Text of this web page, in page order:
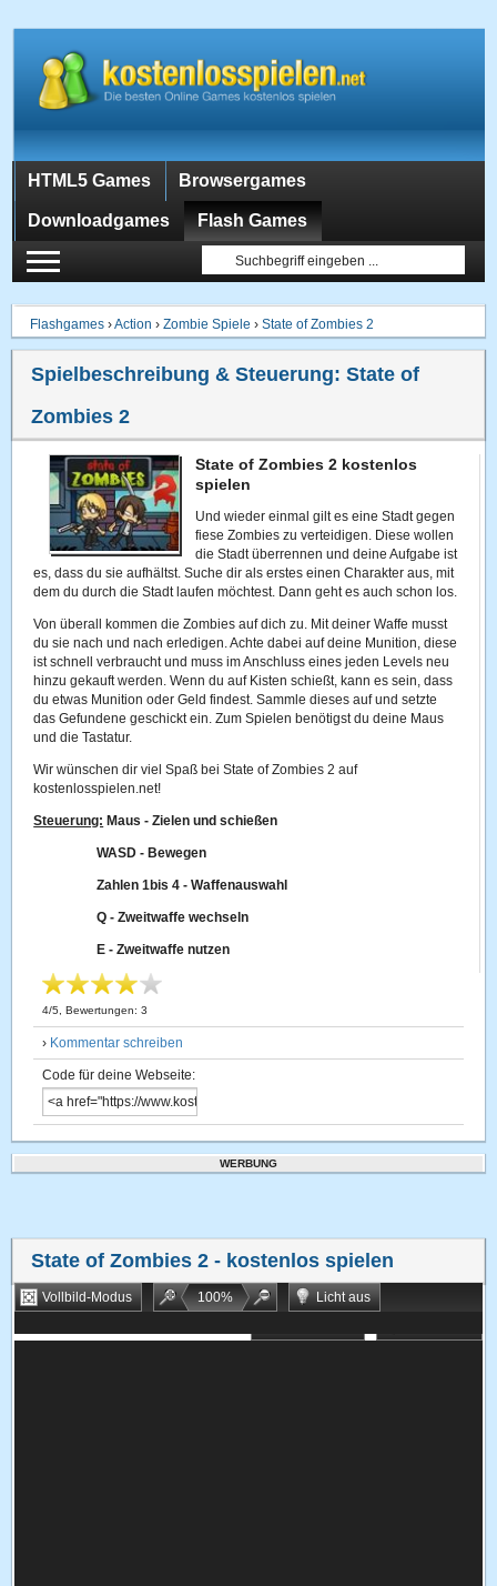
HTML5 Games Browsergames
Downloadgames Flash Games
Flashgames ›Action ›Zombie Spiele ›State of Zombies 2
Spielbeschreibung & Steuerung:State of
Zombies 2
State of Zombies 2 kostenlos
spielen
Und wieder einmal gilt es eine Stadt gegen
fiese Zombies zu verteidigen. Diese wollen
die Stadt überrennen und deine Aufgabe ist
es, dass du sie aufhältst. Suche dir als erstes einen Charakter aus, mit
dem du durch die Stadt laufen möchtest. Dann geht es auch schon los.
Von überall kommen die Zombies auf dich zu. Mit deiner Waffe musst
du sie nach und nach erledigen. Achte dabei auf deine Munition, diese
ist schnell verbraucht und muss im Anschluss eines jeden Levels neu
hinzu gekauft werden. Wenn du auf Kisten schießt, kann es sein, dass
du etwas Munition oder Geld findest. Sammle dieses auf und setzte
das Gefundene geschickt ein. Zum Spielen benötigst du deine Maus
und die Tastatur.
Wir wünschen dir viel Spaß bei State of Zombies 2 auf
kostenlosspielen.net!
Steuerung: Maus - Zielen und schießen
WASD - Bewegen
Zahlen 1bis 4 - Waffenauswahl
Q - Zweitwaffe wechseln
E - Zweitwaffe nutzen
4/5 , Bewertungen:3
› Kommentar schreiben
Code für deine Webseite:
WERBUNG
State of Zombies 2 - kostenlos spielen
Vollbild-Modus 100%
Licht aus